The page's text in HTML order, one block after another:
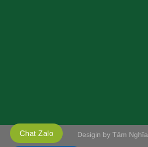
Desigin by Tâm Nghĩa
Chat Zalo